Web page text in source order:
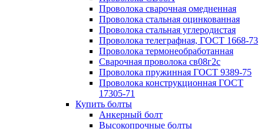
Проволока сварочная омедненная
Проволока стальная оцинкованная
Проволока стальная углеродистая
Проволока телеграфная, ГОСТ 1668-73
Проволока термонеобработанная
Сварочная проволока св08г2с
Проволока пружинная ГОСТ 9389-75
Проволока конструкционная ГОСТ
17305-71
Купить болты
Анкерный болт
Высокопрочные болты